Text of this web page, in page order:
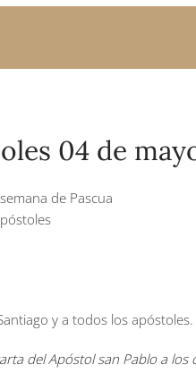
04 de
de Pascua
y a todos los apóstoles.
del Apóstol san Pablo a